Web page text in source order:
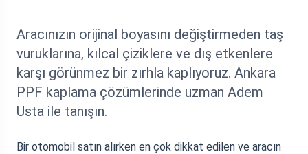
Aracınızın orijinal boyasını değiştirmeden taş
vuruklarına, kılcal çiziklere ve dış etkenlere
karşı görünmez bir zırhla kaplıyoruz. Ankara
PPF kaplama çözümlerinde uzman Adem
Usta ile tanışın.
Bir otomobil satın alırken en çok dikkat edilen ve aracın